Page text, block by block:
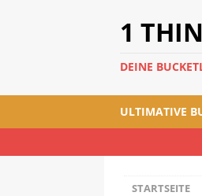
1
DEINE
ULTIMATIVE
STARTSEITE